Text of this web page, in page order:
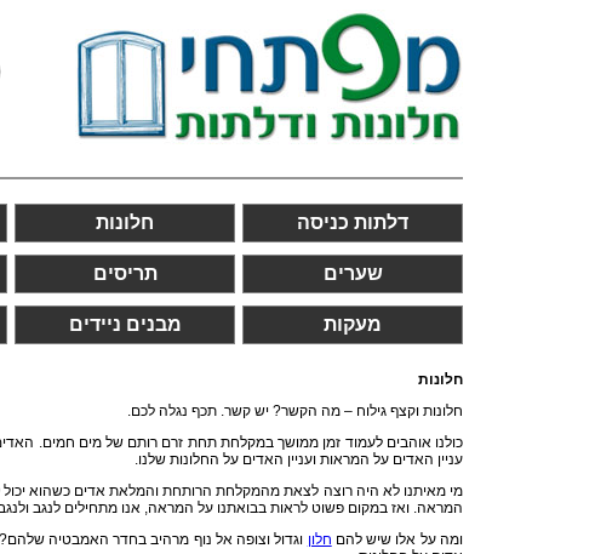
דלתות כניסה חלונות
שערים תריסים
מעקות מבנים ניידים
חלונות
חלונות וקצף גילוח – מה הקשר? יש קשר. תכף נגלה לכם.
כולנו אוהבים לעמוד זמן ממושך במקלחת תחת זרם רותם של מים חמים.
עניין האדים על המראות ועניין האדים על החלונות שלנו.
מי מאיתנו לא היה רוצה לצאת מהמקלחת הרותחת והמלאת אדים כשהוא
המראה. ואז במקום פשוט לראות בבואתנו על המראה, אנו מתחילים לנגב
ומה על אלו שיש להם חלון וגדול וצופה אל נוף מרהיב בחדר האמבטיה